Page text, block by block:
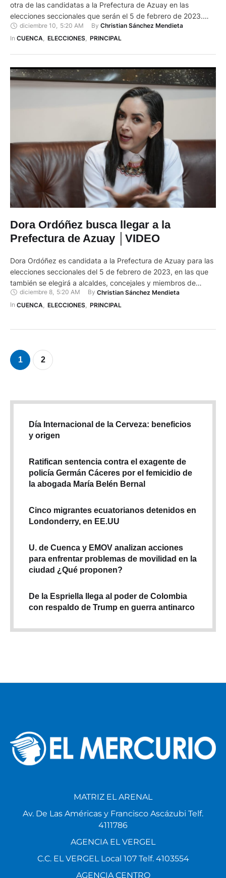
otra de las candidatas a la Prefectura de Azuay en las
elecciones seccionales que serán el 5 de febrero de 2023.
Para esta contienda electoral la respalda una alianza entre los
movimientos políticos Sociedad Unida Más Acción (SUMA)
diciembre 10 5:20 AM By Christian Sánchez Mendieta
In CUENCA, ELECCIONES, PRINCIPAL
Dora Ordóñez busca llegar a la
Prefectura de Azuay │VIDEO
Dora Ordóñez es candidata a la Prefectura de Azuay para las
elecciones seccionales del 5 de febrero de 2023, en las que
también se elegirá a alcaldes, concejales y miembros de
juntas parroquiales. Tiene el respaldo de una alianza
denominada “Hagámoslo con Shungo” integrada por los
Plurinacional …
diciembre 8, 5:20 AM By Christian Sánchez Mendieta
In CUENCA ELECCIONES, PRINCIPAL
1 2
Día Internacional de la Cerveza: beneficios
y origen
Ratifican sentencia contra el exagente de
policía Germán Cáceres por el femicidio de
la abogada María Belén Bernal
Cinco migrantes ecuatorianos detenidos en
Londonderry, en EE.UU
U. de Cuenca y EMOV analizan acciones
para enfrentar problemas de movilidad en la
ciudad ¿Qué proponen?
De la Espriella llega al poder de Colombia
con respaldo de Trump en guerra antinarco
MATRIZ EL ARENAL
Av. De Las Américas y Francisco Ascázubi Telf.
4111786
AGENCIA EL VERGEL
C.C. EL VERGEL Local 107 Telf. 4103554
AGENCIA CENTRO